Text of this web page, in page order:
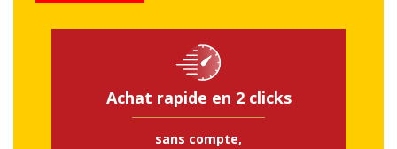
Achat rapide en 2 clicks
sans compte,